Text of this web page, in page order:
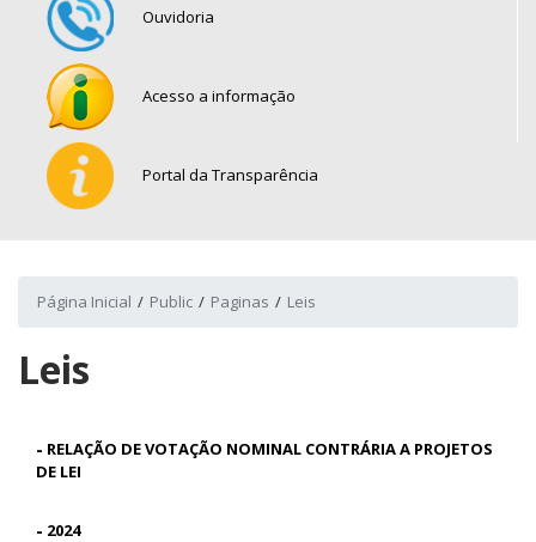
Ouvidoria
Acesso a informação
Portal da Transparência
Página Inicial Public Paginas Leis
Leis
- RELAÇÃO DE VOTAÇÃO NOMINAL CONTRÁRIA A PROJETOS
DE LEI
- 2024